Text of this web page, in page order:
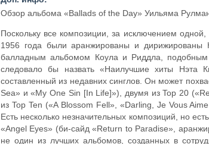
Обзор альбома «Ballads of the Day» Уильяма
Поскольку все композиции, за исключением
1956 года были аранжированы и дирижированы
балладным альбомом Коула и Риддла,
следовало бы назвать «Наилучшие хиты Нэта
составленный из недавних синглов. Он может
Sea» и «My One Sin [In Life]»), двумя из Top 20
из Top Ten («A Blossom Fell», «Darling, Je Vous
Есть несколько незначительных композиций, но
«Angel Eyes» (би-сайд «Return to Paradise»,
не один из лучших альбомов, созданных в